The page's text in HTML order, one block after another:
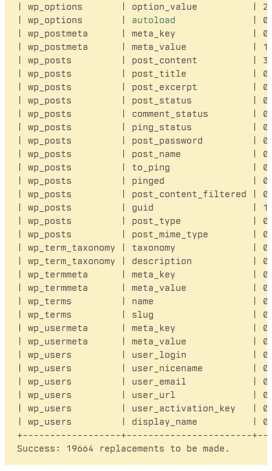
| wp_options       | option_value          |
| wp_options       | autoload
|
| wp_postmeta      | meta_key
| wp_postmeta      | meta_value
| wp_posts         | post_content          |
| wp_posts         | post_title            |
| wp_posts         | post_excerpt          |
| wp_posts         | post_status           |
| wp_posts         | comment_status
| wp_posts         | ping_status           |
| wp_posts         | post_password
| wp_posts         | post_name             |
| wp_posts         | to_ping               |
| wp_posts         | pinged                |
| wp_posts         | post_content_filtered
| wp_posts         | guid                  |
| wp_posts         | post_type             |
| wp_posts         | post_mime_type
| wp_term_taxonomy | taxonomy
| wp_term_taxonomy | description
| wp_termmeta      | meta_key
| wp_termmeta      | meta_value
| wp_terms         | name                  |
| wp_terms         | slug                  |
| wp_usermeta      | meta_key
| wp_usermeta      | meta_value
| wp_users         | user_login            |
| wp_users         | user_nicename
| wp_users         | user_email            |
| wp_users         | user_url              |
| wp_users         | user_activation_key
| wp_users         | display_name
+------------------+-----------------------